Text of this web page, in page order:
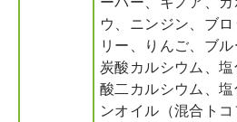
ーバー、キノア、
ウ、ニンジン、ブ
リー、りんご、ブル
炭酸カルシウム、
酸二カルシウム、
ンオイル（混合ト